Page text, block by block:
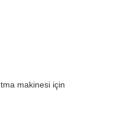
makinesi için